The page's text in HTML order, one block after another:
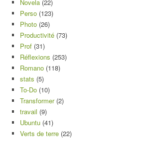
Novela (22)
Perso (123)
Photo (26)
Productivité (73)
Prof (31)
Réflexions (253)
Romano (118)
stats (5)
To-Do (10)
Transformer(2)
travail (9)
Ubuntu (41)
Verts de terre (22)